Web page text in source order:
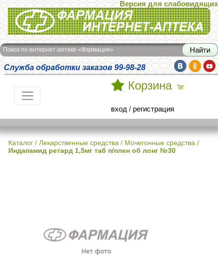
Интернет-аптека Фармация
Версия для слабовидящих
Поиск по интернет-аптеке «Фармация»
Служба обработки заказов 99-98-28
Корзина
вход / регистрация
Каталог / Лекарственные средства / Мочегонные средства /
Индапамид ретард 1,5мг таб п/плен об лонг №30